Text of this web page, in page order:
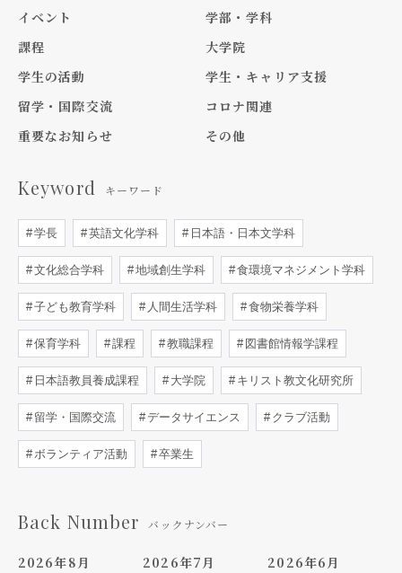
イベント
学部・学科
課程
大学院
学生の活動
学生・キャリア支援
留学・国際交流
コロナ関連
重要なお知らせ
その他
Keyword キーワード
学長 英語文化学科 日本語・日本文学科
文化総合学科 地域創生学科 食環境マネジメント学科
子ども教育学科 人間生活学科 食物栄養学科
保育学科 課程 教職課程 図書館情報学課程
日本語教員養成課程 大学院 キリスト教文化研究所
留学・国際交流 データサイエンス クラブ活動
ボランティア活動 卒業生
Back Number バックナンバー
2026年8月 2026年7月
2026年6月